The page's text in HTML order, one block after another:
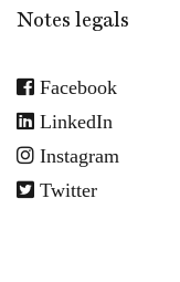
Notes legals
Facebook
LinkedIn
Instagram
Twitter